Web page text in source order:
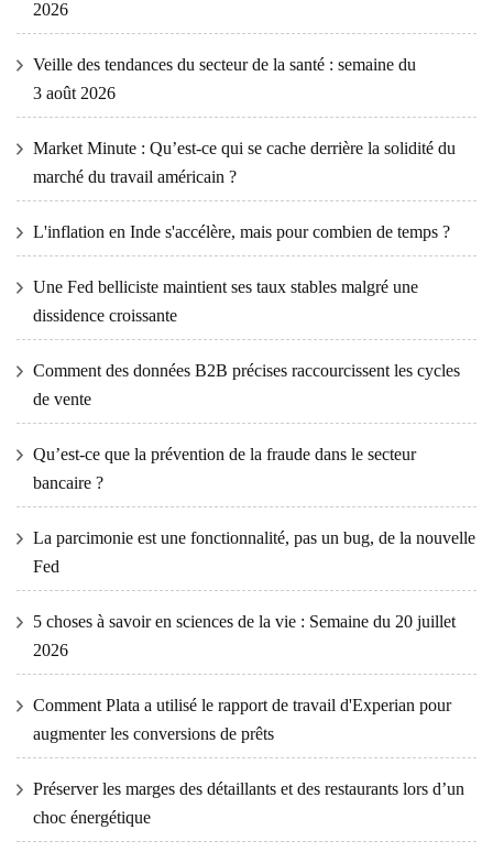
2026
Veille des tendances du secteur de la santé : semaine du
3 août 2026
Market Minute : Qu’est-ce qui se cache derrière la solidité du
marché du travail américain ?
L'inflation en Inde s'accélère, mais pour combien de temps ?
Une Fed belliciste maintient ses taux stables malgré une
dissidence croissante
Comment des données B2B précises raccourcissent les cycles
de vente
Qu’est-ce que la prévention de la fraude dans le secteur
bancaire ?
La parcimonie est une fonctionnalité, pas un bug, de la nouvelle
Fed
5 choses à savoir en sciences de la vie : Semaine du 20 juillet
2026
Comment Plata a utilisé le rapport de travail d'Experian pour
augmenter les conversions de prêts
Préserver les marges des détaillants et des restaurants lors d’un
choc énergétique